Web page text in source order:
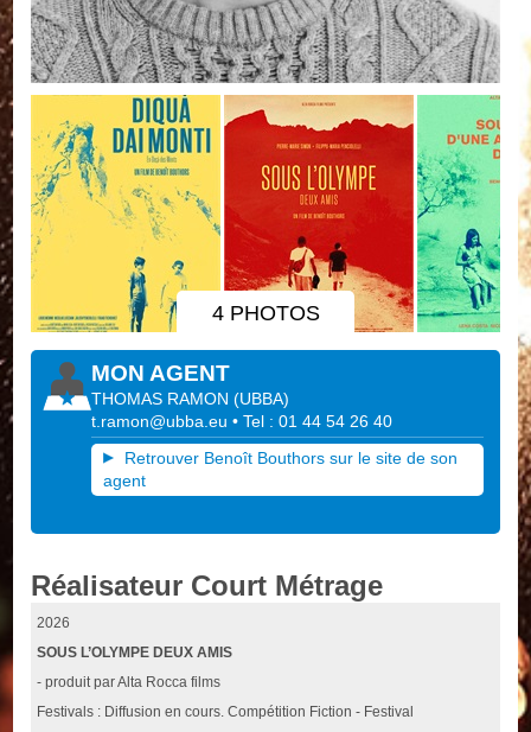
4 PHOTOS
MON AGENT
THOMAS RAMON (UBBA)
t.ramon@ubba.eu • Tel : 01 44 54 26 40
Retrouver Benoît Bouthors sur le site de son
agent
Réalisateur Court Métrage
2026
SOUS L’OLYMPE DEUX AMIS
- produit par Alta Rocca films
Festivals : Diffusion en cours. Compétition Fiction - Festival